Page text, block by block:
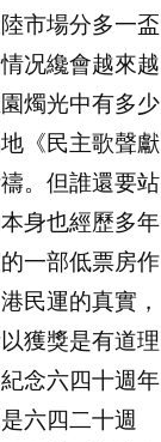
市場分多一盃
况纔會越來越
燭光中有多少
《民主歌聲獻
。但誰還要站
身也經歷多年
一部低票房作
民運的真實，
獲獎是有道理
念六四十週年
六四二十週